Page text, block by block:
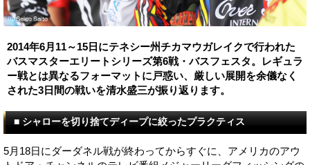
2014年6月11～15日にテネシー州チカマウガレイクで行われた
バスマスターエリートシリーズ第6戦・バスフェスタ。レギュラ
ー戦とは異なるフォーマットに戸惑い、厳しい展開を余儀なく
された3日間の戦いを清水盛三が振り返ります。
■ シャローを切り捨てディープに絞ったプラクティス
5月18日にダーダネル戦が終わってからすぐに、アメリカのアウ